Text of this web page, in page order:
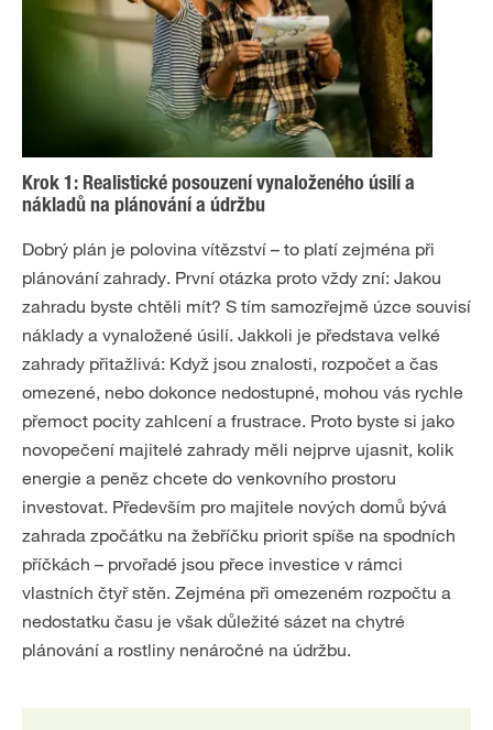
Krok 1: Realistické posouzení vynaloženého úsilí a
nákladů na plánování a údržbu
Dobrý plán je polovina vítězství – to platí zejména při
plánování zahrady. První otázka proto vždy zní: Jakou
zahradu byste chtěli mít? S tím samozřejmě úzce souvisí
náklady a vynaložené úsilí. Jakkoli je představa velké
zahrady přitažlivá: Když jsou znalosti, rozpočet a čas
omezené, nebo dokonce nedostupné, mohou vás rychle
přemoct pocity zahlcení a frustrace. Proto byste si jako
novopečení majitelé zahrady měli nejprve ujasnit, kolik
energie a peněz chcete do venkovního prostoru
investovat. Především pro majitele nových domů bývá
zahrada zpočátku na žebříčku priorit spíše na spodních
příčkách – prvořadé jsou přece investice v rámci
vlastních čtyř stěn. Zejména při omezeném rozpočtu a
nedostatku času je však důležité sázet na chytré
plánování a rostliny nenáročné na údržbu.